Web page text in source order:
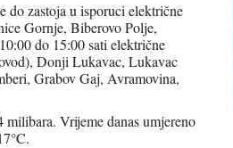
do zastoja u isporuci električne
Gornje, Biberovo Polje,
do 15:00 sati električne
Donji Lukavac, Lukavac
Grabov Gaj, Avramovina,
milibara. Vrijeme danas umjereno